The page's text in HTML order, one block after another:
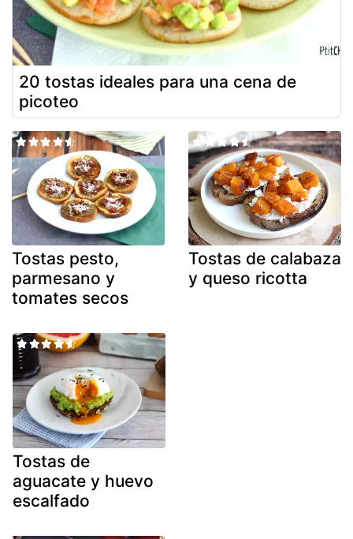
20 tostas ideales para una cena de
picoteo
Tostas pesto,
parmesano y
tomates secos
Tostas de calabaza
y queso ricotta
Tostas de
aguacate y huevo
escalfado